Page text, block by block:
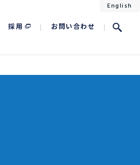
採用 お問い合わせ
English